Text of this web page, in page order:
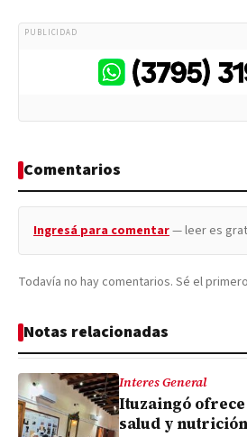
PUBLICIDAD
Comentarios
Ingresá para comentar— leer es
Todavía no hay comentarios. Sé el
Notas relacionadas
Interes General
Ituzaingó
salud y